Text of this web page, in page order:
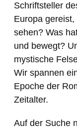
Schriftsteller
Europa
sehen? Was
und bewegt?
mystische
Wir spannen
Epoche der
Zeitalter.
Auf der Suche